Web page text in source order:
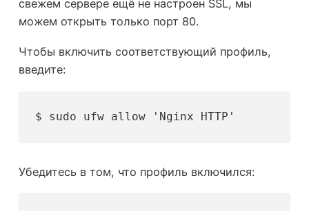
свежем сервере ещё не настроен SSL, мы
можем открыть только порт 80.
Чтобы включить соответствующий профиль,
введите:
$ sudo ufw allow 'Nginx HTTP'
Убедитесь в том, что профиль включился: